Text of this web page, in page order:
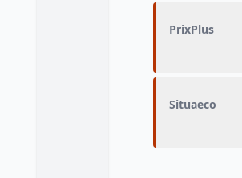
PrixPlus
Situaeco